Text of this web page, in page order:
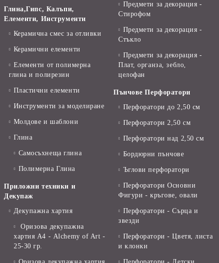
Глина,Гипс, Калъпи,
Елементи, Инструменти
Керамична смес за отливки
Керамични елементи
Елементи от полимерна
глина и полирезин
Пластични елементи
Инструменти за моделиране
Молдове и шаблони
Глина
Самосъхнеща глина
Полимерна Глина
Приложни техники и
Декупаж
Декупажна хартия
Оризова декупажна
хартия А4 - Alchemy of Art -
25-30 гр.
Предмети за декорация -
Стирофом
Предмети за декорация -
Стъкло
Предмети за декорация -
Плат, органза, зебло,
целофан
Пънчове Перфоратори
Перфоратори до 2,50 см
Перфоратори 2,50 см
Перфоратори над 2,50 см
Бордюрни пънчове
Ъглови перфоратори
Перфоратори Основни
Фигури - кръгове, овали
Перфоратори - Сърца и
звезди
Перфоратори - Цветя, листа
и клонки